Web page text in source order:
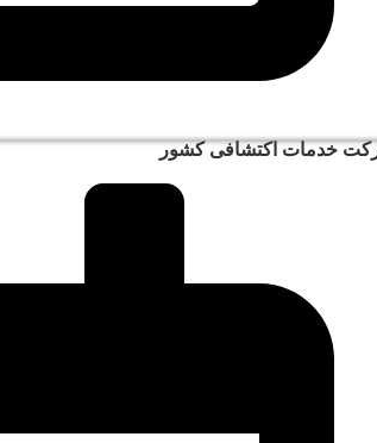
خدمات اکتشافی کشور